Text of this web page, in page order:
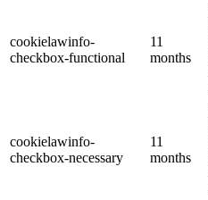
cookielawinfo-
checkbox-functional
11
months
cookielawinfo-
checkbox-necessary
11
months